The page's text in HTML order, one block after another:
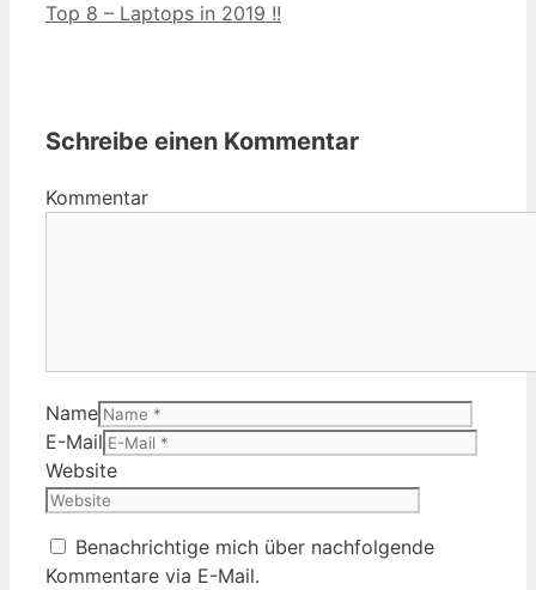
Top 8 – Laptops in 2019 !!
Schreibe einen Kommentar
Kommentar
Name
E-Mail
Website
Benachrichtige mich über nachfolgende
Kommentare via E-Mail.